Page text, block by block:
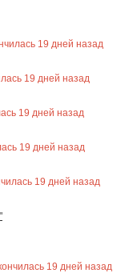
19 дней назад
19 дней назад
19 дней назад
19 дней назад
19 дней назад
19 дней назад